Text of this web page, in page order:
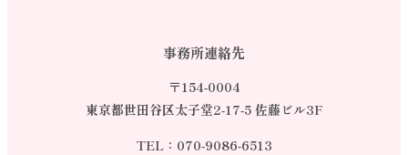
事務所連絡先
〒154-0004
東京都世田谷区太子堂2-17-5 佐藤ビル3F
TEL： 070-9086-6513